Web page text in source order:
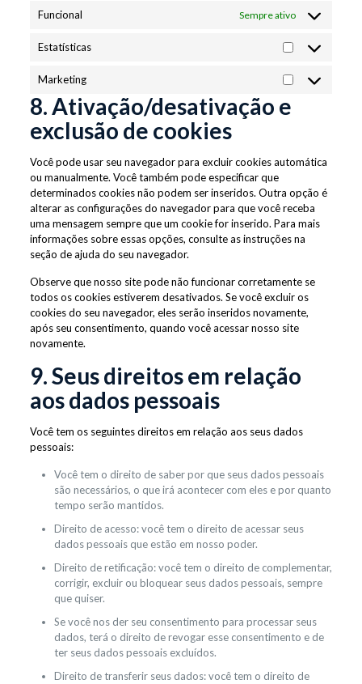
Funcional Sempre ativo
Estatísticas Estatísticas
Marketing Marketing
8. Ativação/desativação e
exclusão de cookies
Você pode usar seu navegador para excluir cookies automática
ou manualmente. Você também pode especificar que
determinados cookies não podem ser inseridos. Outra opção é
alterar as configurações do navegador para que você receba
uma mensagem sempre que um cookie for inserido. Para mais
informações sobre essas opções, consulte as instruções na
seção de ajuda do seu navegador.
Observe que nosso site pode não funcionar corretamente se
todos os cookies estiverem desativados. Se você excluir os
cookies do seu navegador, eles serão inseridos novamente,
após seu consentimento, quando você acessar nosso site
novamente.
9. Seus direitos em relação
aos dados pessoais
Você tem os seguintes direitos em relação aos seus dados
pessoais:
Você tem o direito de saber por que seus dados pessoais
são necessários, o que irá acontecer com eles e por quanto
tempo serão mantidos.
Direito de acesso: você tem o direito de acessar seus
dados pessoais que estão em nosso poder.
Direito de retificação: você tem o direito de complementar,
corrigir, excluir ou bloquear seus dados pessoais, sempre
que quiser.
Se você nos der seu consentimento para processar seus
dados, terá o direito de revogar esse consentimento e de
ter seus dados pessoais excluídos.
Direito de transferir seus dados: você tem o direito de